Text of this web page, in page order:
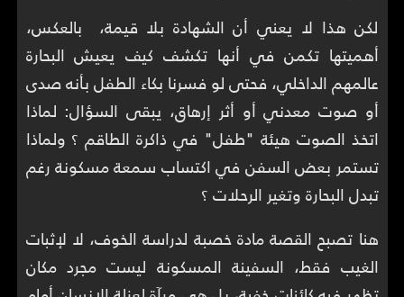
لكن هذا لا يعني أن الشهادة بلا قيمة، بالعكس،
أهميتها تكمن في أنها تكشف كيف يعيش البحارة
عالمهم الداخلي، فحتى لو فسرنا بكاء الطفل بأنه صدى
أو صوت معدني أو أثر إرهاق، يبقى السؤال: لماذا
اتخذ الصوت هيئة "طفل" في ذاكرة الطاقم ؟ ولماذا
تستمر بعض السفن في اكتساب سمعة مسكونة رغم
تبدل البحارة وتغير الرحلات ؟
هنا تصبح القصة مادة خصبة لدراسة الخوف، لا لإثبات
الغيب فقط، السفينة المسكونة ليست مجرد مكان